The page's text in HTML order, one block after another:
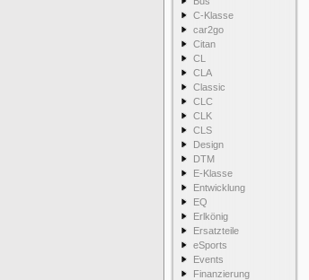
C-Klasse
car2go
Citan
CL
CLA
Classic
CLC
CLK
CLS
Design
DTM
E-Klasse
Entwicklung
EQ
Erlkönig
Ersatzteile
eSports
Events
Finanzierung